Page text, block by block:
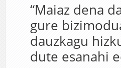
“Maiaz dena
gure
dauzkagu
dute esanahi